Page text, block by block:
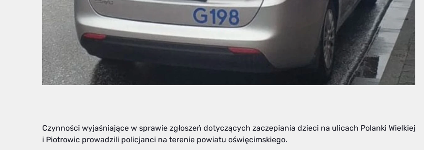
Czynności wyjaśniające w sprawie zgłoszeń dotyczących zaczepiania dzieci na ulicach Polanki Wielkiej
i Piotrowic prowadzili policjanci na terenie powiatu oświęcimskiego.